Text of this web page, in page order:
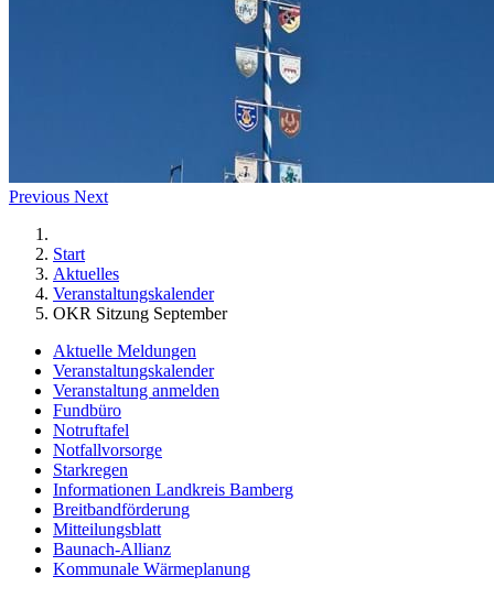
Previous Next
Start
Aktuelles
Veranstaltungskalender
OKR Sitzung September
Aktuelle Meldungen
Veranstaltungskalender
Veranstaltung anmelden
Fundbüro
Notruftafel
Notfallvorsorge
Starkregen
Informationen Landkreis Bamberg
Breitbandförderung
Mitteilungsblatt
Baunach-Allianz
Kommunale Wärmeplanung